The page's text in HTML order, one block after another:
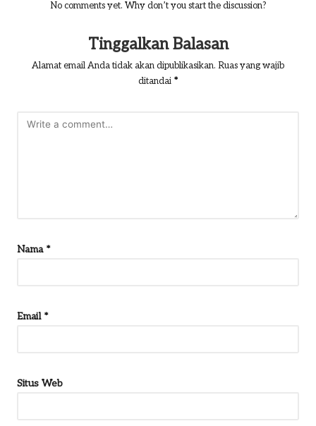
No comments yet. Why don’t you start the discussion?
Tinggalkan Balasan
Alamat email Anda tidak akan dipublikasikan. Ruas yang wajib
ditandai *
Nama *
Email *
Situs Web